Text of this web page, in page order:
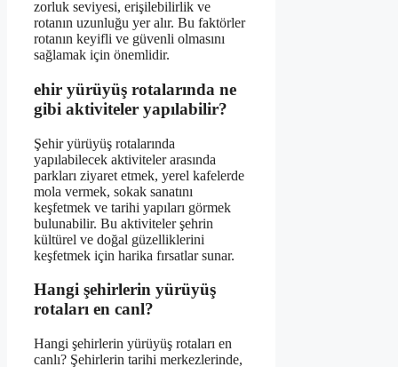
zorluk seviyesi, erişilebilirlik ve
rotanın uzunluğu yer alır. Bu faktörler
rotanın keyifli ve güvenli olmasını
sağlamak için önemlidir.
ehir yürüyüş rotalarında ne
gibi aktiviteler yapılabilir?
Şehir yürüyüş rotalarında
yapılabilecek aktiviteler arasında
parkları ziyaret etmek, yerel kafelerde
mola vermek, sokak sanatını
keşfetmek ve tarihi yapıları görmek
bulunabilir. Bu aktiviteler şehrin
kültürel ve doğal güzelliklerini
keşfetmek için harika fırsatlar sunar.
Hangi şehirlerin yürüyüş
rotaları en canl?
Hangi şehirlerin yürüyüş rotaları en
canlı? Şehirlerin tarihi merkezlerinde,